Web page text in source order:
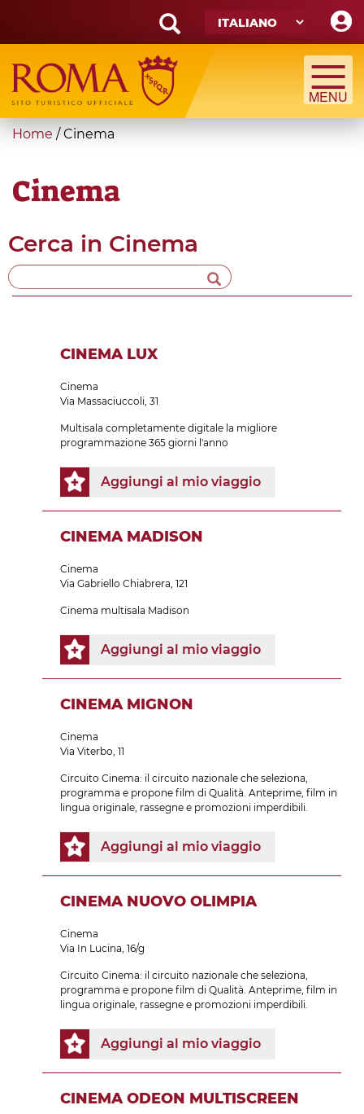
main
content
Search
form
Cerca
You
here
Home /Cinema
Cinema
Cerca in Cinema
CINEMA LUX
Cinema
Via Massaciuccoli, 31
Multisala completamente digitale la migliore
programmazione 365 giorni l'anno
Aggiungi al mio viaggio
CINEMA MADISON
Cinema
Via Gabriello Chiabrera, 121
Cinema multisala Madison
Aggiungi al mio viaggio
CINEMA MIGNON
Cinema
Via Viterbo, 11
Circuito Cinema: il circuito nazionale che seleziona,
programma e propone film di Qualità. Anteprime, film in
lingua originale, rassegne e promozioni imperdibili.
Aggiungi al mio viaggio
CINEMA NUOVO OLIMPIA
Cinema
Via In Lucina, 16/g
Circuito Cinema: il circuito nazionale che seleziona,
programma e propone film di Qualità. Anteprime, film in
lingua originale, rassegne e promozioni imperdibili.
Aggiungi al mio viaggio
CINEMA ODEON MULTISCREEN